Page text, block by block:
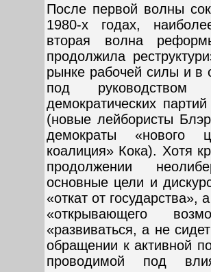
После первой волны
1980-x годах,
вторая волна
продолжила
рынке рабочей силы и в
под руководством
демократических
(новые лейбористы
демократы «нового
коалиция» Кока). Хотя
продолжении
основные цели и
«откат от государства»,
«открывающего
«развиваться, а не
обращении к активной
проводимой под